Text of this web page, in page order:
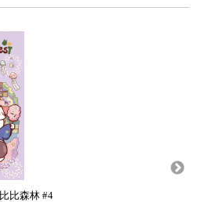
比比森林 #4